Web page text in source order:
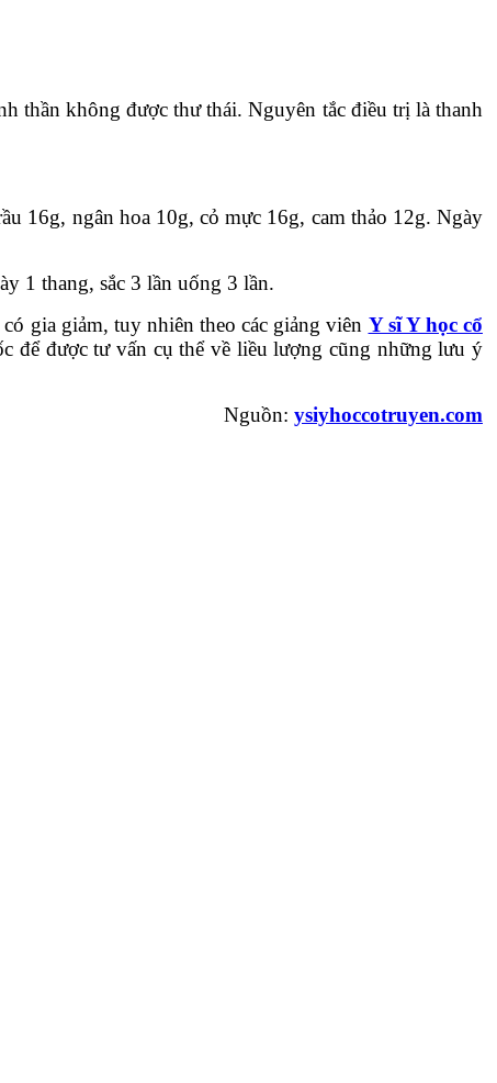
thần không được thư thái. Nguyên tắc điều trị là thanh
16g, ngân hoa 10g, cỏ mực 16g, cam thảo 12g. Ngày
1 thang, sắc 3 lần uống 3 lần.
gia giảm, tuy nhiên theo các giảng viên Y sĩ Y học cổ
để được tư vấn cụ thể về liều lượng cũng những lưu ý
Nguồn: ysiyhoccotruyen.com